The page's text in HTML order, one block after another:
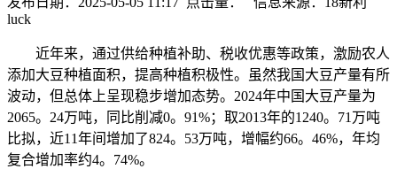
luck
近年来，通过供给种植补助、税收优惠等政策，激励农人
添加大豆种植面积，提高种植积极性。虽然我国大豆产量有所
波动，但总体上呈现稳步增加态势。2024年中国大豆产量为
2065。24万吨，同比削减0。91%；取2013年的1240。71万吨
比拟，近11年间增加了824。53万吨，增幅约66。46%，年均
复合增加率约4。74%。